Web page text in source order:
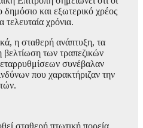
δημόσιο και εξωτερικό χρέος
χρόνια.
η σταθερή ανάπτυξη, τα
των τραπεζικών
συνέβαλαν
που χαρακτήριζαν την